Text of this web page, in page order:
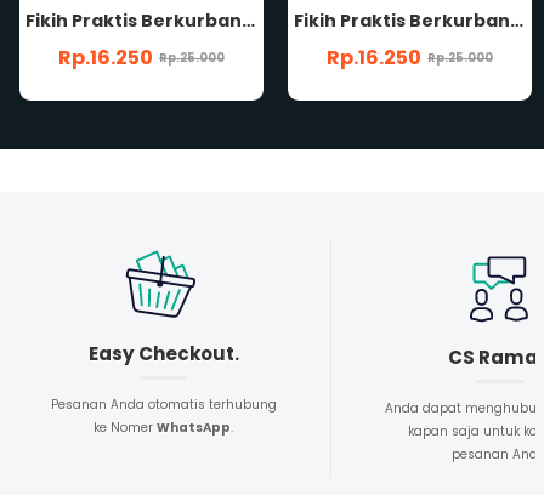
Fikih Praktis Berkurban Sesuai Petunjuk Nabi Penerbit Pustaka Elba Penyusun Syaikh Abudullah bin Muhammad Al-Ghulaifi Fiqih Idul Adha Hari Raya Kurba
Rp.16.250 Rp.25.000
Fikih Praktis Berkurban Sesuai Petunjuk Nabi Penerbit Pustaka Elba Penyusun Syaikh Abudullah bin Muhammad Al-Ghulaifi Fiqih Idul Adha Hari Raya Kurba
Rp.16.250 Rp.25.000
Easy Checkout.
Pesanan Anda otomatis terhubung
ke NomerWhatsApp.
CS
Anda dapat
kapan saja untuk
pesanan